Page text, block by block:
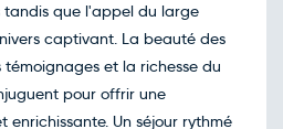
tandis que l'appel du large
captivant. La beauté des
et la richesse du
pour offrir une
enrichissante. Un séjour rythmé